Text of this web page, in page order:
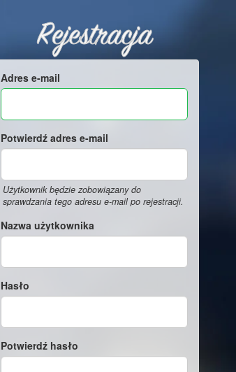
Rejestracja
Adres e-mail
Potwierdź adres e-mail
Użytkownik będzie zobowiązany do
sprawdzania tego adresu e-mail po rejestracji.
Nazwa użytkownika
Hasło
Potwierdź hasło